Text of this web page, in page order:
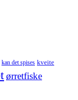
kan det spises kveite
ørretfiske